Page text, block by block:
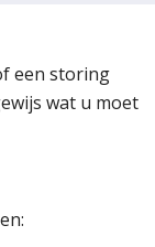
een storing
wat u moet